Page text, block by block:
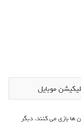
موبایل
ها بازی می کنند. دیگر